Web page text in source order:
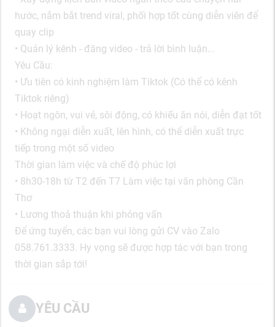
hước, nắm bắt trend viral, phối hợp tốt cùng diễn viên để
quay clip
• Quản lý kênh - đăng video - trả lời bình luận...
Yêu Cầu:
• Ưu tiên có kinh nghiệm làm Tiktok (Có thể có kênh
Tiktok riêng)
• Hoạt ngôn, vui vẻ, sôi động, có khiếu ăn nói, diễn đạt tốt
• Không ngại diễn xuất, lên hình, có thể diễn xuất trực
tiếp trong một số video
Thời gian làm việc và chế độ phúc lợi
• 8h30-18h từ T2 đến T7 Làm việc tại văn phòng Cần
Thơ
• Lương thoả thuận khi phỏng vấn
Để ứng tuyển, các bạn vui lòng gửi CV vào Zalo
058.761.3333. Hy vọng sẽ được hợp tác với bạn trong
thời gian sắp tới!
YÊU CẦU